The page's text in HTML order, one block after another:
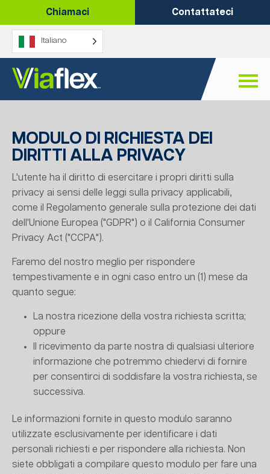
contenuto
Chiamaci Contattateci
Italiano
MODULO DI RICHIESTA DEI
DIRITTI ALLA PRIVACY
L'utente ha il diritto di esercitare i propri diritti sulla
privacy ai sensi delle leggi sulla privacy applicabili,
come il Regolamento generale sulla protezione dei dati
dell'Unione Europea ("GDPR") o il California Consumer
Privacy Act ("CCPA").
Faremo del nostro meglio per rispondere
tempestivamente e in ogni caso entro un (1) mese da
quanto segue:
La nostra ricezione della vostra richiesta scritta;
oppure
Il ricevimento da parte nostra di qualsiasi ulteriore
informazione che potremmo chiedervi di fornire
per consentirci di soddisfare la vostra richiesta, se
successiva.
Le informazioni fornite in questo modulo saranno
utilizzate esclusivamente per identificare i dati
personali richiesti e per rispondere alla richiesta. Non
siete obbligati a compilare questo modulo per fare una